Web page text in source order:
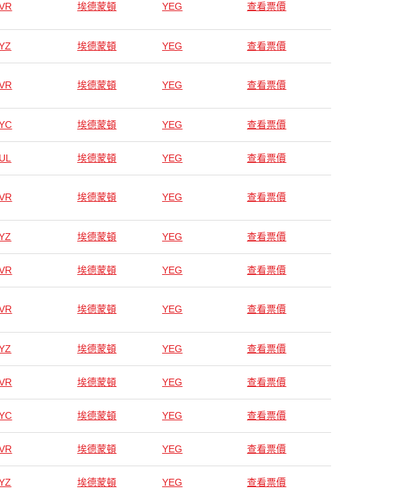
埃德蒙頓 YEG 查看票價
埃德蒙頓 YEG 查看票價
埃德蒙頓 YEG 查看票價
埃德蒙頓 YEG 查看票價
埃德蒙頓 YEG 查看票價
埃德蒙頓 YEG 查看票價
埃德蒙頓 YEG 查看票價
埃德蒙頓 YEG 查看票價
埃德蒙頓 YEG 查看票價
埃德蒙頓 YEG 查看票價
埃德蒙頓 YEG 查看票價
埃德蒙頓 YEG 查看票價
埃德蒙頓 YEG 查看票價
埃德蒙頓 YEG 查看票價